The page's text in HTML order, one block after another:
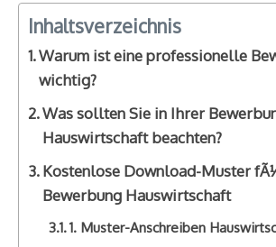
Inhaltsverzeichnis
Warum ist eine professionelle
wichtig?
Was sollten Sie in Ihrer
Hauswirtschaft beachten?
Kostenlose Download-Muster
Bewerbung Hauswirtschaft
1. Muster-Anschreiben